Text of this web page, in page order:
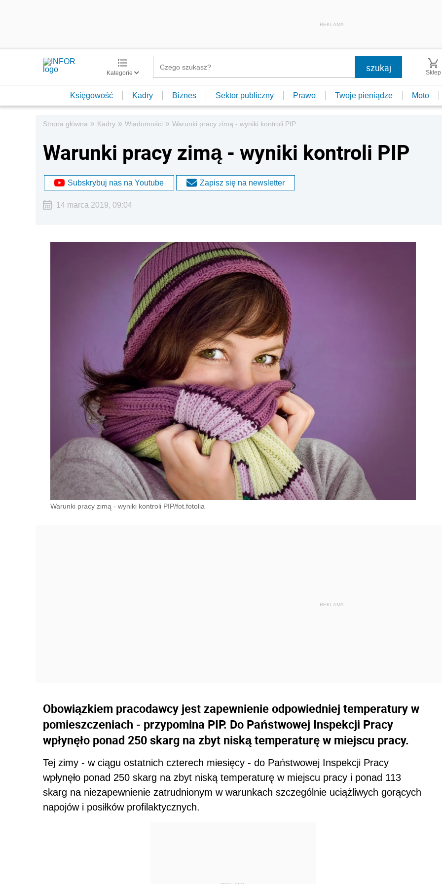
REKLAMA
Kategorie Sklep
Księgowość Kadry Biznes Sektor publiczny Prawo Twoje pieniądze Moto
Strona główna » Kadry » Wiadomości » Warunki pracy zimą - wyniki kontroli PIP
Warunki pracy zimą - wyniki kontroli PIP
Subskrybuj nas na Youtube Zapisz się na newsletter
14 marca 2019, 09:04
Warunki pracy zimą - wyniki kontroli PIP/fot.fotolia
Obowiązkiem pracodawcy jest zapewnienie odpowiedniej temperatury w
pomieszczeniach - przypomina PIP. Do Państwowej Inspekcji Pracy
wpłynęło ponad 250 skarg na zbyt niską temperaturę w miejscu pracy.
Tej zimy - w ciągu ostatnich czterech miesięcy - do Państwowej Inspekcji Pracy
wpłynęło ponad 250 skarg na zbyt niską temperaturę w miejscu pracy i ponad 113
skarg na niezapewnienie zatrudnionym w warunkach szczególnie uciążliwych gorących
napojów i posiłków profilaktycznych.